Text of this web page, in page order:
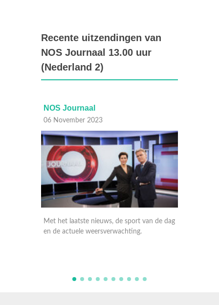
Recente uitzendingen van
NOS Journaal 13.00 uur
(Nederland 2)
Journaal
November 2023
het laatste nieuws, de sport van de dag
de actuele weersverwachting.
Met het laatste